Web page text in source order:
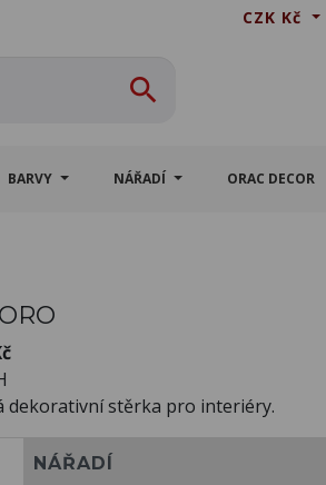
CZK Kč

BARVY NÁŘADÍ ORAC DECOR
dekorativní stěrka pro interiéry.
NÁŘADÍ